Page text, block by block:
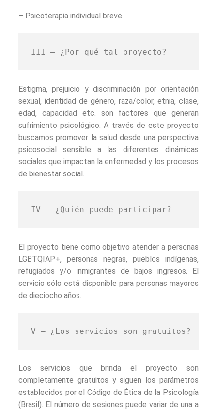
– Psicoterapia individual breve.
III – ¿Por qué tal proyecto?
Estigma, prejuicio y discriminación por orientación
sexual, identidad de género, raza/color, etnia, clase,
edad, capacidad etc. son factores que generan
sufrimiento psicológico. A través de este proyecto
buscamos promover la salud desde una perspectiva
psicosocial sensible a las diferentes dinámicas
sociales que impactan la enfermedad y los procesos
de bienestar social.
IV – ¿Quién puede participar?
El proyecto tiene como objetivo atender a personas
LGBTQIAP+, personas negras, pueblos indígenas,
refugiados y/o inmigrantes de bajos ingresos. El
servicio sólo está disponible para personas mayores
de dieciocho años.
V – ¿Los servicios son gratuitos?
Los servicios que brinda el proyecto son
completamente gratuitos y siguen los parámetros
establecidos por el Código de Ética de la Psicología
(Brasil). El número de sesiones puede variar de una a